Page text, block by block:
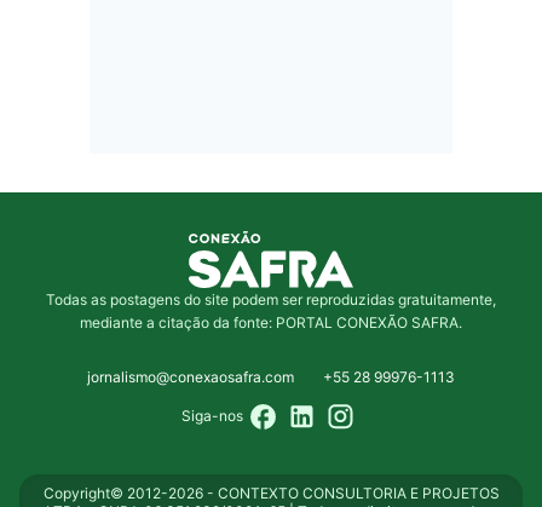
Todas as postagens do site podem ser reproduzidas gratuitamente,
mediante a citação da fonte: PORTAL CONEXÃO SAFRA.
jornalismo@conexaosafra.com +55 28 99976-1113
Siga-nos
Copyright© 2012-2026 - CONTEXTO CONSULTORIA E PROJETOS